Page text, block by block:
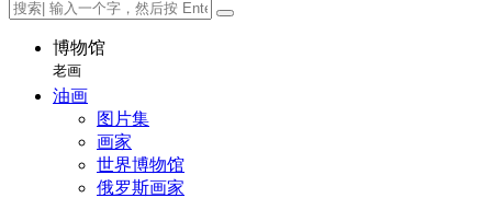
博物馆
老画
油画
图片集
画家
世界博物馆
俄罗斯画家